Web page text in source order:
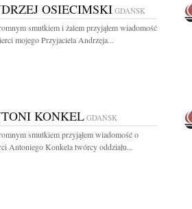
OSIECIMSKI GDAŃSK
smutkiem i żalem przyjąłem wiadomość
mojego Przyjaciela Andrzeja...
KONKELGDAŃSK
smutkiem przyjąłem wiadomość o
Antoniego Konkela twórcy oddziału...